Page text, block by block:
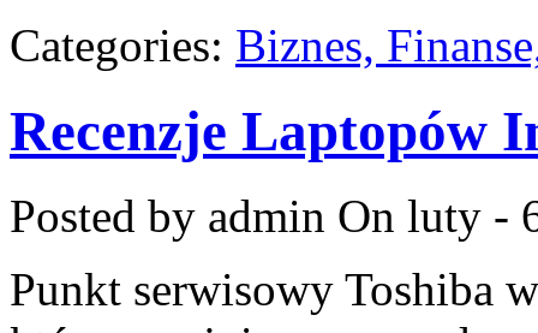
Categories: Biznes,
Recenzje Laptopów
Posted by admin On luty -
Punkt serwisowy Toshiba